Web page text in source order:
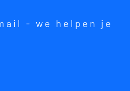
- we helpen je